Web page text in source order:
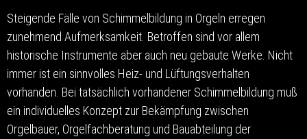
Steigende Fälle von Schimmelbildung in Orgeln erregen
zunehmend Aufmerksamkeit. Betroffen sind vor allem
historische Instrumente aber auch neu gebaute Werke. Nicht
immer ist ein sinnvolles Heiz- und Lüftungsverhalten
vorhanden. Bei tatsächlich vorhandener Schimmelbildung muß
ein individuelles Konzept zur Bekämpfung zwischen
Orgelbauer, Orgelfachberatung und Bauabteilung der